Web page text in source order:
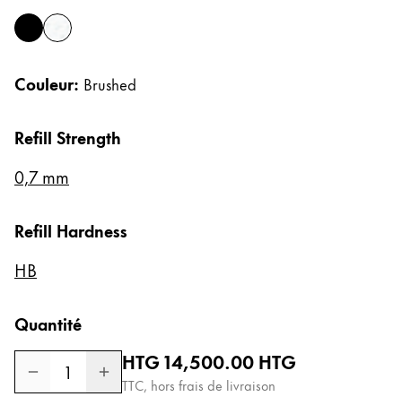
Cadeaux
Holiday Special
Coffrets cadeaux
LAMY pico Lx
Gravure
Inspiration
LAMY x Kunstpalast
Lettering Workshop
Écriture créative
LAMY Stories
LAMY dialog urushi
blackbrushed
Couleur: Brushed
Refill Strength
0,7 mm
Refill Hardness
HB
Quantité
1
Prix normal
HTG 14,500.00HTG
TTC, hors frais de livraison